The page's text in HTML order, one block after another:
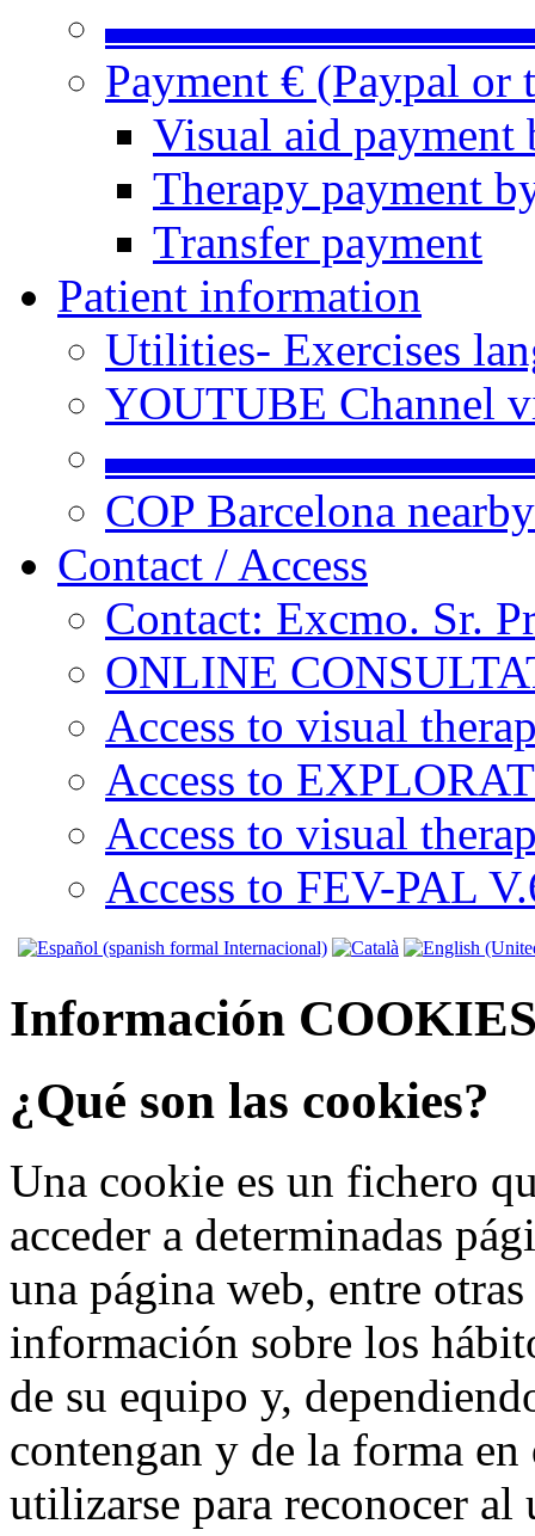
Payment € (Paypal or
Visual aid payment
Therapy payment
Transfer payment
Patient information
Utilities- Exercises
YOUTUBE Channel
COP Barcelona
Contact / Access
Contact: Excmo. Sr.
ONLINE
Access to visual
Access to
Access to visual
Access to FEV-PAL
Información
¿Qué son las cookies?
Una cookie es un fichero
acceder a determinadas
una página web, entre
información sobre los
de su equipo y,
contengan y de la forma
utilizarse para reconocer al